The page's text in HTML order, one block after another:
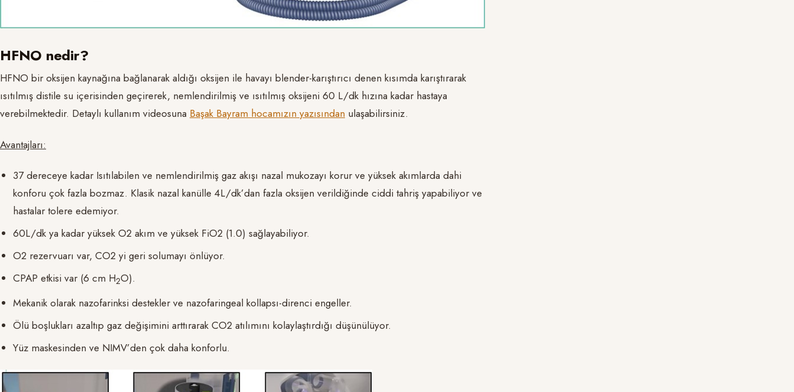
HFNO nedir?
HFNO bir oksijen kaynağına bağlanarak aldığı oksijen ile havayı blender-karıştırıcı denen kısımda karıştırarak
ısıtılmış distile su içerisinden geçirerek, nemlendirilmiş ve ısıtılmış oksijeni 60 L/dk hızına kadar hastaya
verebilmektedir. Detaylı kullanım videosuna Başak Bayram hocamızın yazısından ulaşabilirsiniz.
Avantajları:
37 dereceye kadar Isıtılabilen ve nemlendirilmiş gaz akışı nazal mukozayı korur ve yüksek akımlarda dahi
konforu çok fazla bozmaz. Klasik nazal kanülle 4L/dk’dan fazla oksijen verildiğinde ciddi tahriş yapabiliyor ve
hastalar tolere edemiyor.
60L/dk ya kadar yüksek O2 akım ve yüksek FiO2 (1.0) sağlayabiliyor.
O2 rezervuarı var, CO2 yi geri solumayı önlüyor.
CPAP etkisi var (6 cm H2O).
Mekanik olarak nazofarinksi destekler ve nazofaringeal kollapsı-direnci engeller.
Ölü boşlukları azaltıp gaz değişimini arttırarak CO2 atılımını kolaylaştırdığı düşünülüyor.
Yüz maskesinden ve NIMV’den çok daha konforlu.